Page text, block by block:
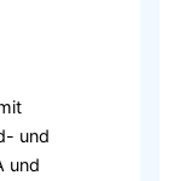
und
und